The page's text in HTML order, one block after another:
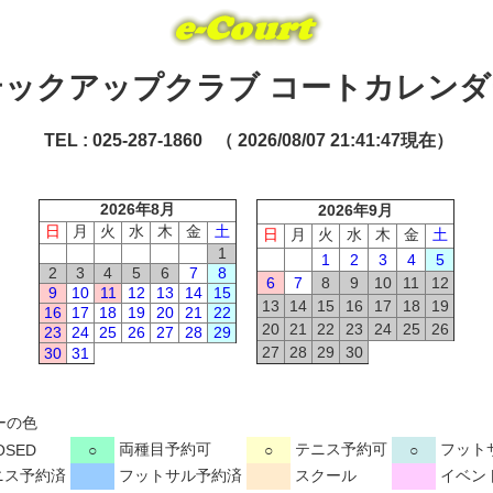
クアップクラブ コートカレン
TEL : 025-287-1860 （ 2026/08/07 21:41:47現在）
2026年8月
日
月 火 水 木 金
土
1
2
3 4 5 6 7
8
9
10 11 12 13 14
15
16
17 18 19 20 21
22
23
24 25 26 27 28
29
30 31
2026年9月
日
月 火 水 木 金
土
1
2 3 4
5
6
7 8 9 10 11
12
13
14 15 16 17 18
19
20
21 22 23 24 25
26
27
28 29 30
の色
○ 両種目予約可 ○ テニス予約可 ○
フット
ス予約済
フットサル予約済 スクール イベン